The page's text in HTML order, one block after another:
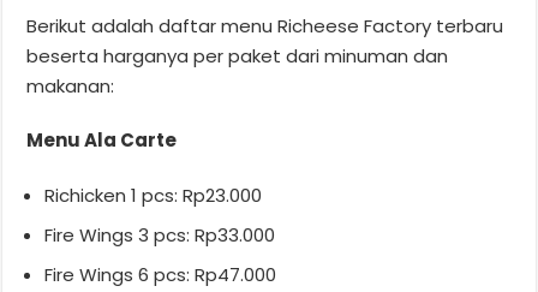
Berikut adalah daftar menu Richeese Factory terbaru
beserta harganya per paket dari minuman dan
makanan:
Menu Ala Carte
Richicken 1 pcs: Rp23.000
Fire Wings 3 pcs: Rp33.000
Fire Wings 6 pcs: Rp47.000